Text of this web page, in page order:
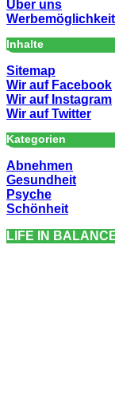
Über uns
Inhalte
Sitemap
Wir auf Facebook
Wir auf Instagram
Wir auf Twitter
Kategorien
Abnehmen
Gesundheit
Psyche
Schönheit
LIFE IN